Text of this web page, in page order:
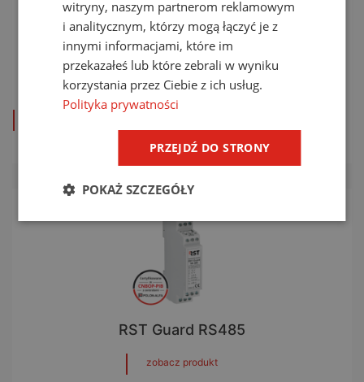
RST Guard
xxV HF
RST Guard
xxV
RST S20
RST Guard RS485
zobacz produkt
witryny, naszym partnerom reklamowym
i analitycznym, którzy mogą łączyć je z
innymi informacjami, które im
przekazałeś lub które zebrali w wyniku
korzystania przez Ciebie z ich usług.
Polityka prywatności
PRZEJDŹ DO STRONY
POKAŻ SZCZEGÓŁY